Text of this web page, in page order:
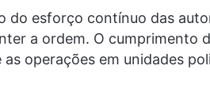
do esforço contínuo das
a ordem. O cumprimento
as operações em unidades